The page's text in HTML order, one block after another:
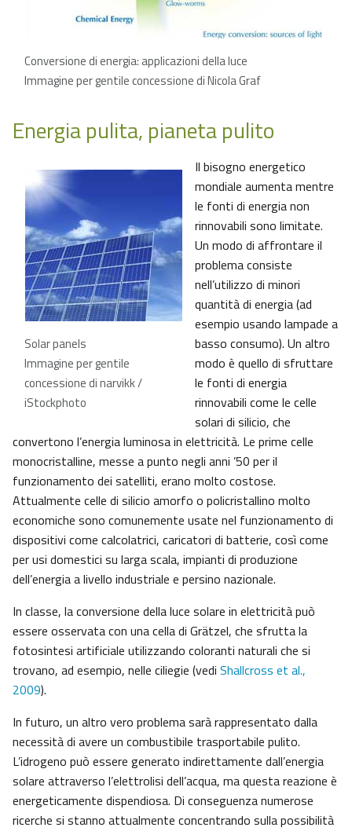
Conversione di energia: applicazioni della luce
Immagine per gentile concessione di Nicola Graf
Energia pulita, pianeta pulito
Solar panels
Immagine per gentile
concessione di narvikk /
iStockphoto
Il bisogno energetico
mondiale aumenta mentre
le fonti di energia non
rinnovabili sono limitate.
Un modo di affrontare il
problema consiste
nell’utilizzo di minori
quantità di energia (ad
esempio usando lampade a
basso consumo). Un altro
modo è quello di sfruttare
le fonti di energia
rinnovabili come le celle
solari di silicio, che
convertono l’energia luminosa in elettricità. Le prime celle
monocristalline, messe a punto negli anni ’50 per il
funzionamento dei satelliti, erano molto costose.
Attualmente celle di silicio amorfo o policristallino molto
economiche sono comunemente usate nel funzionamento di
dispositivi come calcolatrici, caricatori di batterie, così come
per usi domestici su larga scala, impianti di produzione
dell’energia a livello industriale e persino nazionale.
In classe, la conversione della luce solare in elettricità può
essere osservata con una cella di Grätzel, che sfrutta la
fotosintesi artificiale utilizzando coloranti naturali che si
trovano, ad esempio, nelle ciliegie (vedi Shallcross et al.,
2009).
In futuro, un altro vero problema sarà rappresentato dalla
necessità di avere un combustibile trasportabile pulito.
L’idrogeno può essere generato indirettamente dall’energia
solare attraverso l’elettrolisi dell’acqua, ma questa reazione è
energeticamente dispendiosa. Di conseguenza numerose
ricerche si stanno attualmente concentrando sulla possibilità